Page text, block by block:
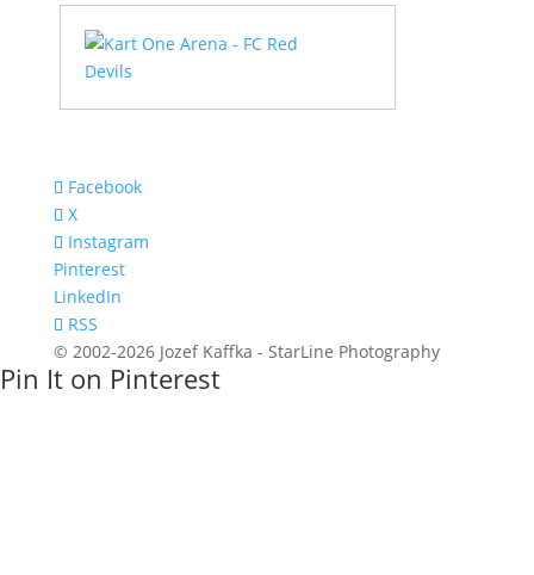
Facebook
X
Instagram
Pinterest
LinkedIn
RSS
© 2002-2026 Jozef Kaffka - StarLine Photography
Pin It on Pinterest